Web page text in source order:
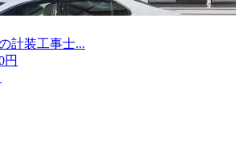
計装工事士...
円